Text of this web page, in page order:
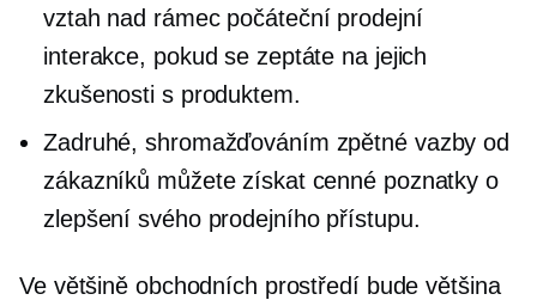
vztah nad rámec počáteční prodejní
interakce, pokud se zeptáte na jejich
zkušenosti s produktem.
Zadruhé, shromažďováním zpětné vazby od
zákazníků můžete získat cenné poznatky o
zlepšení svého prodejního přístupu.
Ve většině obchodních prostředí bude většina